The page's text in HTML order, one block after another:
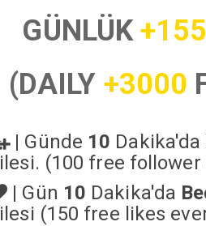
GÜNLÜK
(DAILY +3000
| Günde 10 Dakika'da
(100 free
| Gün 10 Dakika'da
(150 free likes